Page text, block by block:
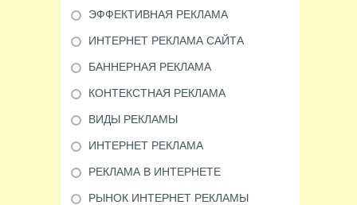
ЭФФЕКТИВНАЯ РЕКЛАМА
ИНТЕРНЕТ РЕКЛАМА САЙТА
БАННЕРНАЯ РЕКЛАМА
КОНТЕКСТНАЯ РЕКЛАМА
ВИДЫ РЕКЛАМЫ
ИНТЕРНЕТ РЕКЛАМА
РЕКЛАМА В ИНТЕРНЕТЕ
РЫНОК ИНТЕРНЕТ РЕКЛАМЫ